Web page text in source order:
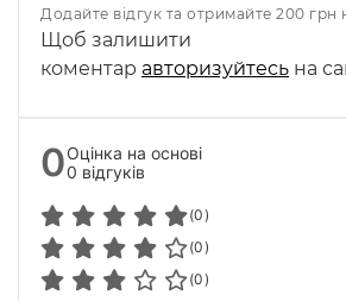
Додайте відгук та отримайте 200 грн
Щоб залишити
коментар авторизуйтесь на
0Оцінка на основі
0 відгуків
(0)
(0)
(0)